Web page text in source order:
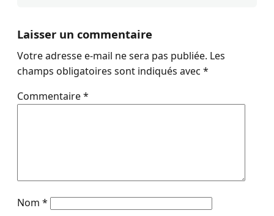
Laisser un commentaire
Votre adresse e-mail ne sera pas publiée. Les
champs obligatoires sont indiqués avec *
Commentaire*
Nom *